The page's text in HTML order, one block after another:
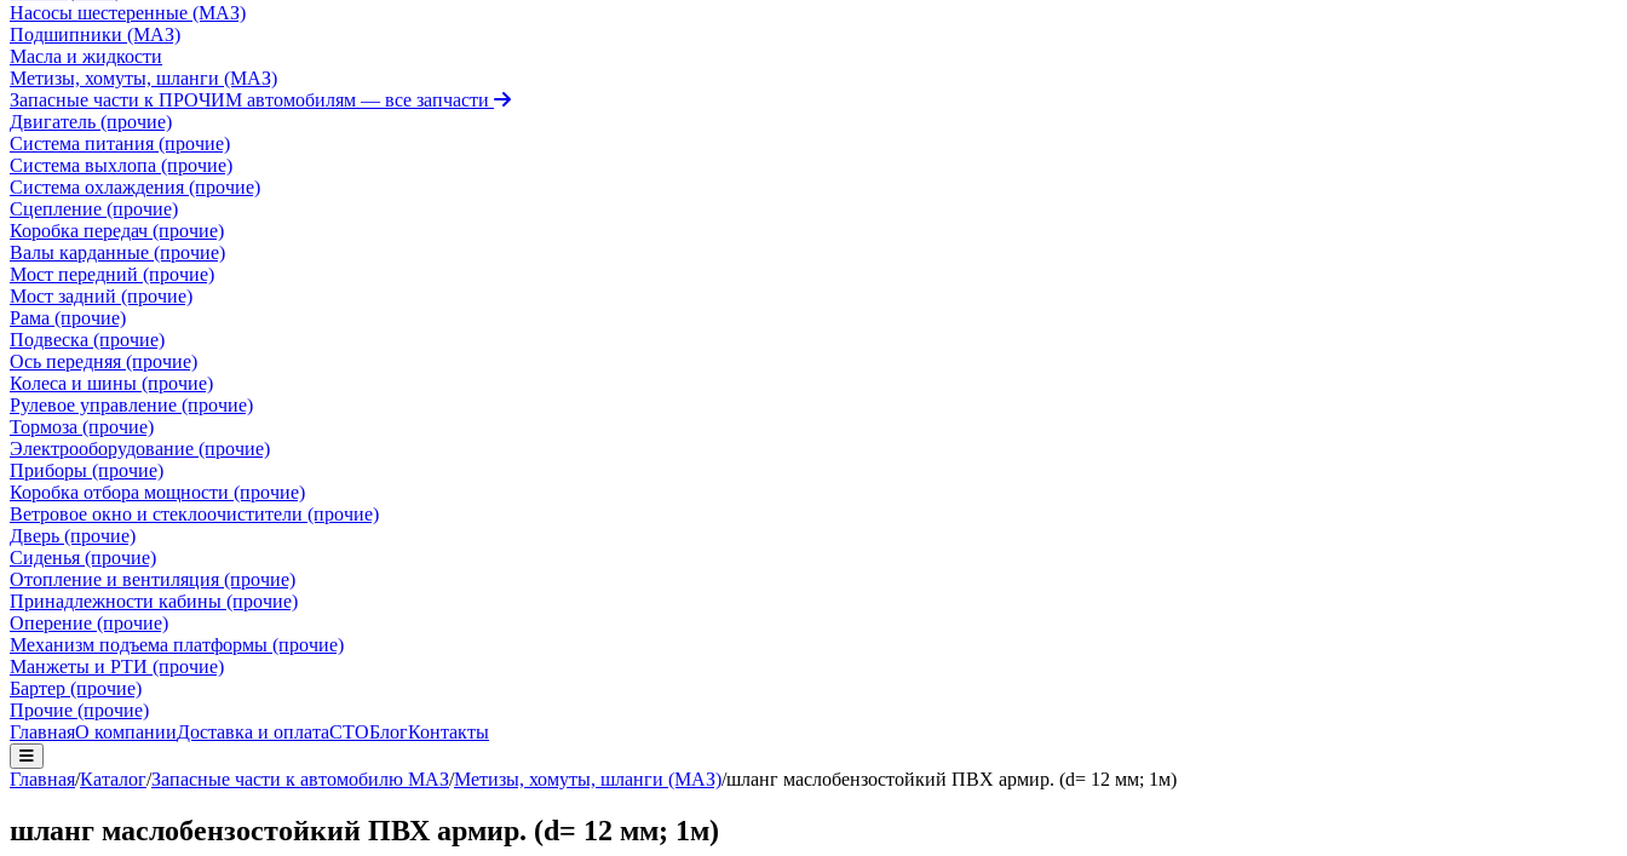
Насосы шестеренные (МАЗ)
Подшипники (МАЗ)
Масла и жидкости
Метизы, хомуты, шланги (МАЗ)
Запасные части к ПРОЧИМ автомобилям — все запчасти
Двигатель (прочие)
Система питания (прочие)
Система выхлопа (прочие)
Система охлаждения (прочие)
Сцепление (прочие)
Коробка передач (прочие)
Валы карданные (прочие)
Мост передний (прочие)
Мост задний (прочие)
Рама (прочие)
Подвеска (прочие)
Ось передняя (прочие)
Колеса и шины (прочие)
Рулевое управление (прочие)
Тормоза (прочие)
Электрооборудование (прочие)
Приборы (прочие)
Коробка отбора мощности (прочие)
Ветровое окно и стеклоочистители (прочие)
Дверь (прочие)
Сиденья (прочие)
Отопление и вентиляция (прочие)
Принадлежности кабины (прочие)
Оперение (прочие)
Механизм подъема платформы (прочие)
Манжеты и РТИ (прочие)
Бартер (прочие)
Прочие (прочие)
ГлавнаяО компанииДоставка и оплатаСТОБлогКонтакты
Главная/Каталог/Запасные части к автомобилю МАЗ/Метизы, хомуты, шланги (МАЗ)/шланг маслобензостойкий ПВХ армир. (d= 12 мм; 1м)
шланг маслобензостойкий ПВХ армир. (d= 12 мм; 1м)